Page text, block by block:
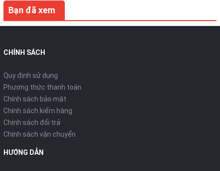
Bạn đã xem
CHÍNH SÁCH
Quy định sử dụng
Phương thức thanh toán
Chính sách bảo mật
Chính sách kiểm hàng
Chính sách đổi trả
Chính sách vận chuyển
HƯỚNG DẪN